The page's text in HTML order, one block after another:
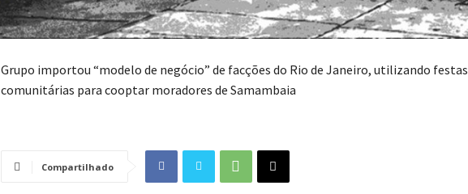
Grupo importou “modelo de negócio” de facções do Rio de Janeiro, utilizando festas
comunitárias para cooptar moradores de Samambaia
Compartilhado